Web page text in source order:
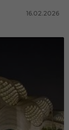
16.02.2026